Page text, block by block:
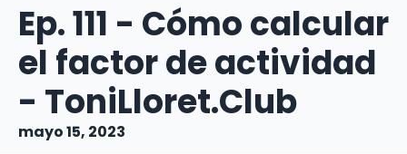
Ep. 111 - Cómo calcular
el factor de actividad
- ToniLloret.Club
mayo 15, 2023